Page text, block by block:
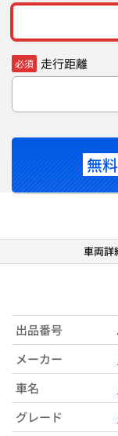
必須 走行距離
無料
車両詳
出品番号
メーカー
車名
グレード